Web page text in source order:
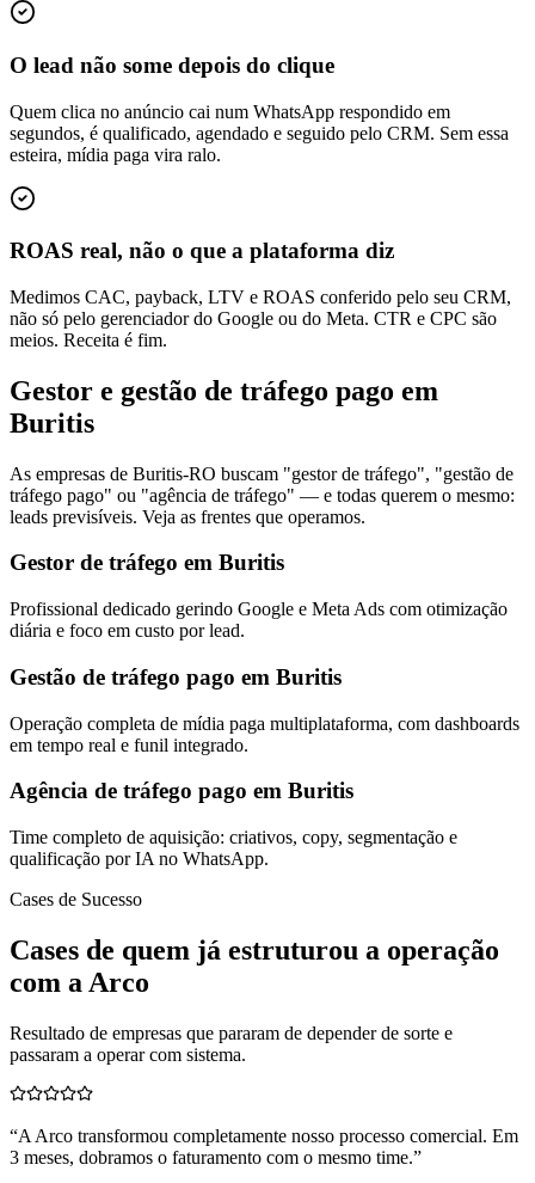
O lead não some depois do clique
Quem clica no anúncio cai num WhatsApp respondido em
segundos, é qualificado, agendado e seguido pelo CRM. Sem essa
esteira, mídia paga vira ralo.
ROAS real, não o que a plataforma diz
Medimos CAC, payback, LTV e ROAS conferido pelo seu CRM,
não só pelo gerenciador do Google ou do Meta. CTR e CPC são
meios. Receita é fim.
Gestor e gestão de tráfego pago em
Buritis
As empresas de Buritis-RO buscam "gestor de tráfego", "gestão de
tráfego pago" ou "agência de tráfego" — e todas querem o mesmo:
leads previsíveis. Veja as frentes que operamos.
Gestor de tráfego em Buritis
Profissional dedicado gerindo Google e Meta Ads com otimização
diária e foco em custo por lead.
Gestão de tráfego pago em Buritis
Operação completa de mídia paga multiplataforma, com dashboards
em tempo real e funil integrado.
Agência de tráfego pago em Buritis
Time completo de aquisição: criativos, copy, segmentação e
qualificação por IA no WhatsApp.
Cases de Sucesso
Cases de quem já estruturou a operação
com a Arco
Resultado de empresas que pararam de depender de sorte e
passaram a operar com sistema.
“A Arco transformou completamente nosso processo comercial. Em
3 meses, dobramos o faturamento com o mesmo time.”